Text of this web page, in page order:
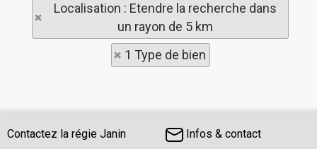
Localisation : Etendre la recherche dans
un rayon de 5 km
1 Type de bien
Contactez la régie Janin
Infos & contact